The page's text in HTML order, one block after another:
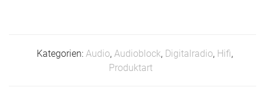
Kategorien: Audio, Audioblock, Digitalradio, Hifi,
Produktart